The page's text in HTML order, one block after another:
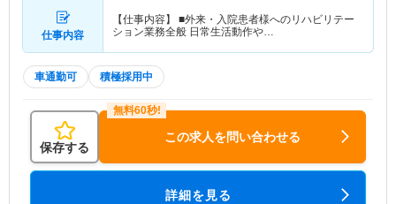
仕事内容
【仕事内容】 ■外来・入院患者様へのリハビリテー
ション業務全般 日常生活動作や…
車通勤可 積極採用中
保存する
この求人を問い合わせる
詳細を見る